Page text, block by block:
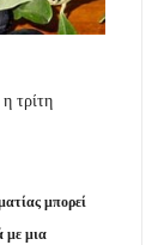
τρίτη
μπορεί
με μια